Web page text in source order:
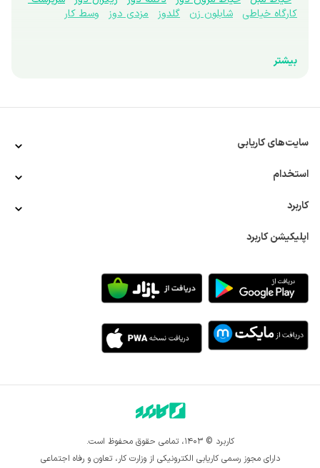
کارگاه خیاطی
شابلون زن گلدوز مزدی دوز وسط کار
بیشتر
سایت‌های کاریابی
استخدام
کاربرد
اپلیکیشن کاربرد
کاربرد © ۱۴۰۳، تمامی حقوق محفوظ است.
دارای مجوز رسمی کاریابی الکترونیکی از وزارت کار، تعاون و رفاه اجتماعی